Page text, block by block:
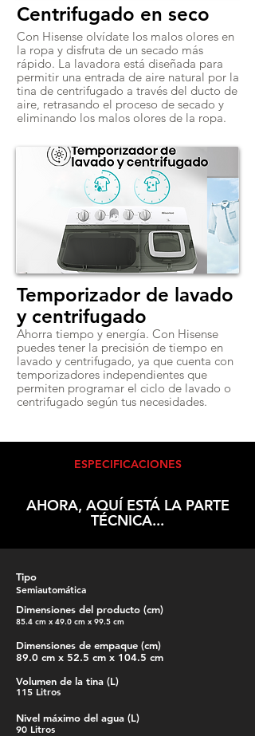
Centrifugado en seco
Con Hisense olvídate los malos olores en
la ropa y disfruta de un secado más
rápido. La lavadora está diseñada para
permitir una entrada de aire natural por la
tina de centrifugado a través del ducto de
aire, retrasando el proceso de secado y
eliminando los malos olores de la ropa.
Temporizador de lavado
y centrifugado
Ahorra tiempo y energía. Con Hisense
puedes tener la precisión de tiempo en
lavado y centrifugado, ya que cuenta con
temporizadores independientes que
permiten programar el ciclo de lavado o
centrifugado según tus necesidades.
ESPECIFICACIONES
AHORA, AQUÍ ESTÁ LA PARTE
TÉCNICA...
Tipo
Semiautomática
Dimensiones del producto (cm)
85.4 cm x 49.0 cm x 99.5 cm
Dimensiones de empaque (cm)
89.0 cm x 52.5 cm x 104.5 cm
Volumen de la tina (L)
115 Litros
Nivel máximo del agua (L)
90 Litros